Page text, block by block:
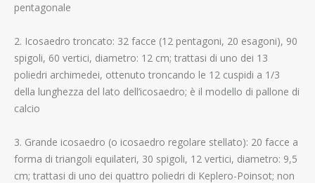
pentagonale
2. Icosaedro troncato: 32 facce (12 pentagoni, 20 esagoni), 90
spigoli, 60 vertici, diametro: 12 cm; trattasi di uno dei 13
poliedri archimedei, ottenuto troncando le 12 cuspidi a 1/3
della lunghezza del lato dell’icosaedro; è il modello di pallone di
calcio
3. Grande icosaedro (o icosaedro regolare stellato): 20 facce a
forma di triangoli equilateri, 30 spigoli, 12 vertici, diametro: 9,5
cm; trattasi di uno dei quattro poliedri di Keplero-Poinsot; non